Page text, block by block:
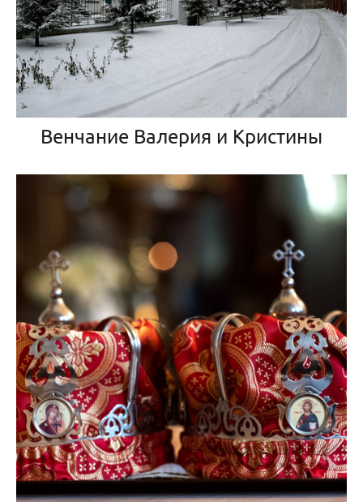
Венчание Валерия и Кристины